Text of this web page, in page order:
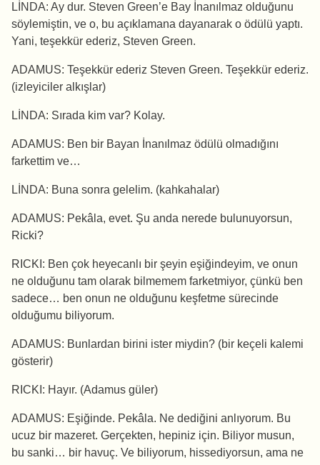
LİNDA: Ay dur. Steven Green’e Bay İnanılmaz olduğunu
söylemiştin, ve o, bu açıklamana dayanarak o ödülü yaptı.
Yani, teşekkür ederiz, Steven Green.
ADAMUS: Teşekkür ederiz Steven Green. Teşekkür ederiz.
(izleyiciler alkışlar)
LİNDA: Sırada kim var? Kolay.
ADAMUS: Ben bir Bayan İnanılmaz ödülü olmadığını
farkettim ve…
LİNDA: Buna sonra gelelim. (kahkahalar)
ADAMUS: Pekâla, evet. Şu anda nerede bulunuyorsun,
Ricki?
RICKI: Ben çok heyecanlı bir şeyin eşiğindeyim, ve onun
ne olduğunu tam olarak bilmemem farketmiyor, çünkü ben
sadece… ben onun ne olduğunu keşfetme sürecinde
olduğumu biliyorum.
ADAMUS: Bunlardan birini ister miydin? (bir keçeli kalemi
gösterir)
RICKI: Hayır. (Adamus güler)
ADAMUS: Eşiğinde. Pekâla. Ne dediğini anlıyorum. Bu
ucuz bir mazeret. Gerçekten, hepiniz için. Biliyor musun,
bu sanki… bir havuç. Ve biliyorum, hissediyorsun, ama ne